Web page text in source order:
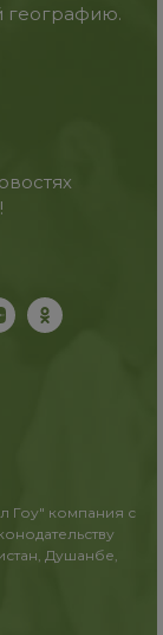
географию.
Гоу" компания с
Душанбе,